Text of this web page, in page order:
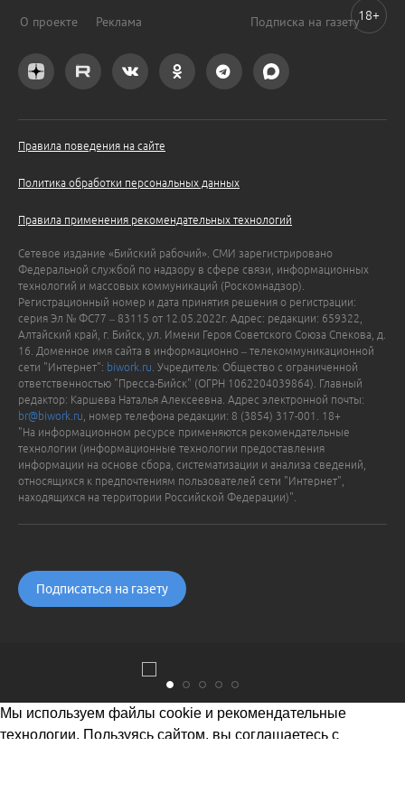
О проекте Реклама Подписка на газету
Правила поведения на сайте
Политика обработки персональных данных
Правила применения рекомендательных технологий
Сетевое издание «Бийский рабочий». СМИ зарегистрировано
Федеральной службой по надзору в сфере связи, информационных
технологий и массовых коммуникаций (Роскомнадзор).
Регистрационный номер и дата принятия решения о регистрации:
серия Эл № ФС77 – 83115 от 12.05.2022г. Адрес: редакции: 659322,
Алтайский край, г. Бийск, ул. Имени Героя Советского Союза Спекова, д.
16. Доменное имя сайта в информационно – телекоммуникационной
сети "Интернет": biwork.ru . Учредитель: Общество с ограниченной
ответственностью "Пресса-Бийск" (ОГРН 1062204039864). Главный
редактор: Каршева Наталья Алексеевна. Адрес электронной почты:
br@biwork.ru , номер телефона редакции: 8 (3854) 317-001. 18+
"На информационном ресурсе применяются рекомендательные
технологии (информационные технологии предоставления
информации на основе сбора, систематизации и анализа сведений,
относящихся к предпочтениям пользователей сети "Интернет",
находящихся на территории Российской Федерации)".
Подписаться на газету
18+
Мы используем файлы cookie и рекомендательные
технологии. Пользуясь сайтом, вы соглашаетесь с